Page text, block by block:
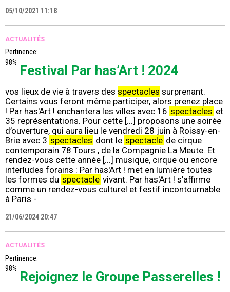
05/10/2021 11:18
ACTUALITÉS
Pertinence:
98%
Festival Par has’Art ! 2024
vos lieux de vie à travers des spectacles surprenant.
Certains vous feront même participer, alors prenez place
! Par has'Art ! enchantera les villes avec 16 spectacles et
35 représentations. Pour cette [...] proposons une soirée
d’ouverture, qui aura lieu le vendredi 28 juin à Roissy-en-
Brie avec 3 spectacles dont le spectacle de cirque
contemporain 78 Tours , de la Compagnie La Meute. Et
rendez-vous cette année [...] musique, cirque ou encore
interludes forains : Par has'Art ! met en lumière toutes
les formes du spectacle vivant. Par has'Art ! s'affirme
comme un rendez-vous culturel et festif incontournable
à Paris -
21/06/2024 20:47
ACTUALITÉS
Pertinence:
98%
Rejoignez le Groupe Passerelles !